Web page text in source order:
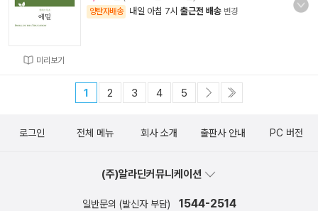
미리보기
양탄자배송 내일 아침 7시 출근전 배송 변경
1 2 3 4 5
로그인 전체 메뉴 회사 소개 출판사 안내 PC 버전
(주)알라딘커뮤니케이션
일반문의 (발신자 부담) 1544-2514